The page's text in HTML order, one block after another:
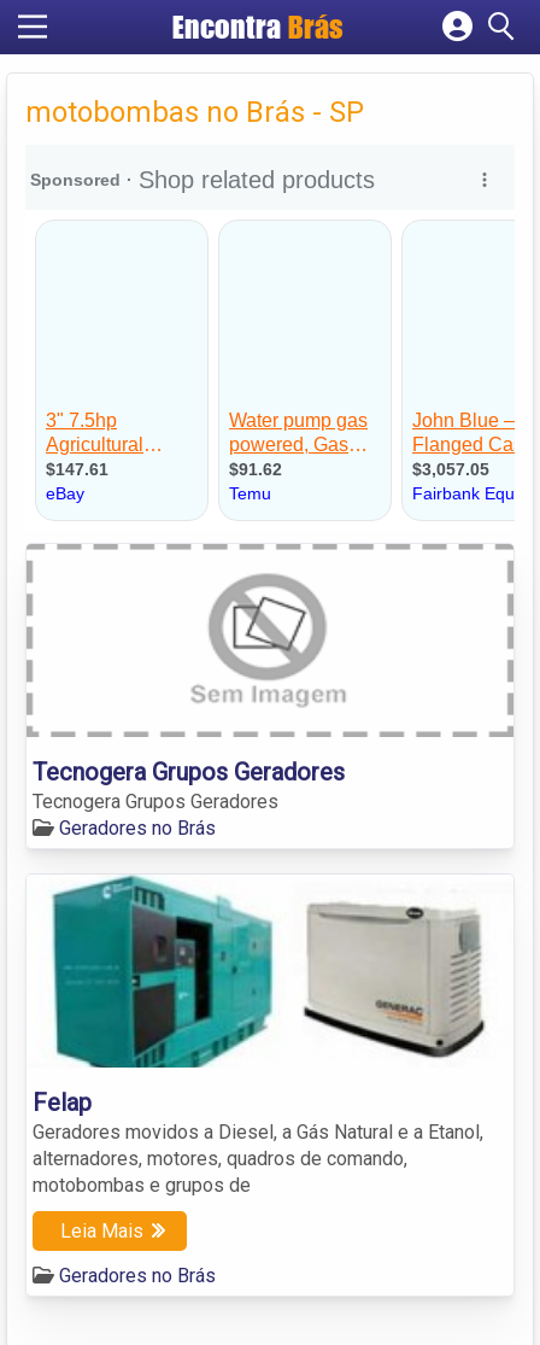
Encontra Brás
Cadastrar empresa
Criar conta
motobombas no Brás - SP
Tecnogera Grupos Geradores
Tecnogera Grupos Geradores
Geradores no Brás
Felap
Geradores movidos a Diesel, a Gás Natural e a Etanol,
alternadores, motores, quadros de comando,
motobombas e grupos de
Leia Mais
Geradores no Brás